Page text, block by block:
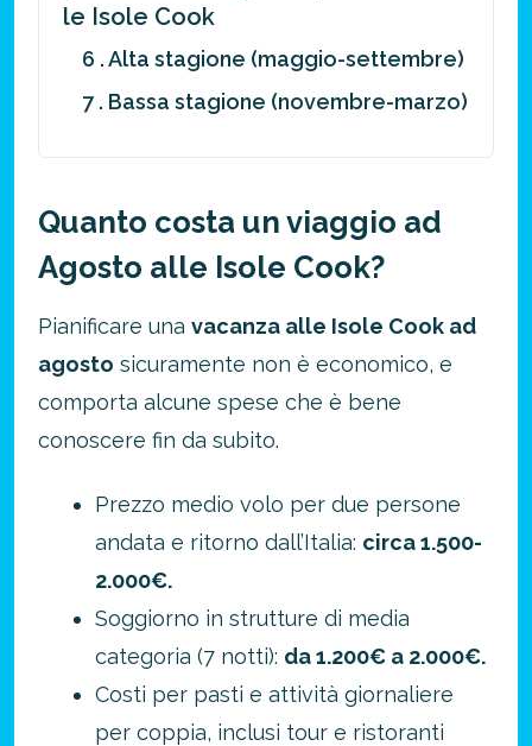
le Isole Cook
6 . Alta stagione (maggio-settembre)
7 . Bassa stagione (novembre-marzo)
Quanto costa un viaggio ad
Agosto alle Isole Cook?
Pianificare una vacanza alle Isole Cook ad
agosto sicuramente non è economico, e
comporta alcune spese che è bene
conoscere fin da subito.
Prezzo medio volo per due persone
andata e ritorno dall’Italia: circa 1.500-
2.000€.
Soggiorno in strutture di media
categoria (7 notti): da 1.200€ a 2.000€.
Costi per pasti e attività giornaliere
per coppia, inclusi tour e ristoranti